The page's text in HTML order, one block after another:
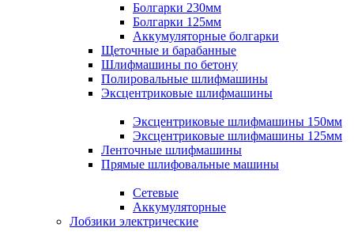
Болгарки 230мм
Болгарки 125мм
Аккумуляторные болгарки
Щеточные и барабанные
Шлифмашины по бетону
Полировальные шлифмашины
Эксцентриковые шлифмашины
Эксцентриковые шлифмашины 150мм
Эксцентриковые шлифмашины 125мм
Ленточные шлифмашины
Прямые шлифовальные машины
Сетевые
Аккумуляторные
Лобзики электрические